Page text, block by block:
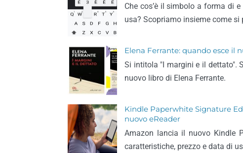
Che cos’è il simbolo a forma di
usa? Scopriamo insieme come
Elena Ferrante: quando esce il
Si intitola "I margini e il dettato".
nuovo libro di Elena Ferrante.
Kindle Paperwhite Signature
nuovo eReader
Amazon lancia il nuovo Kindle
caratteristiche, prezzo e data di